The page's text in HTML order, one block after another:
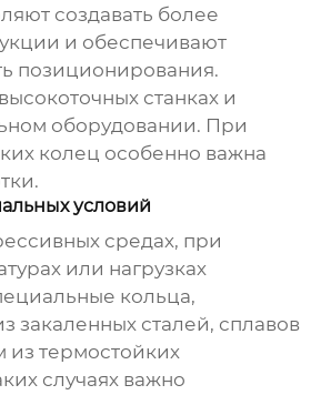
создавать более
и обеспечивают
позиционирования.
станках и
оборудовании. При
колец особенно важна
условий
средах, при
или нагрузках
кольца,
закаленных сталей, сплавов
из термостойких
случаях важно